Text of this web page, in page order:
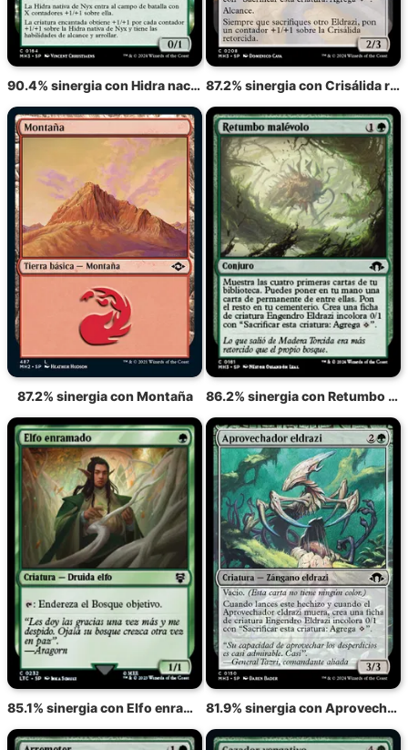
90.4% sinergia con Hidra nacida de Nyx 87.2% sinergia con Crisálida retorcida
87.2% sinergia con Montaña 86.2% sinergia con Retumbo malévolo
85.1% sinergia con Elfo enramado 81.9% sinergia con Aprovechador eldrazi